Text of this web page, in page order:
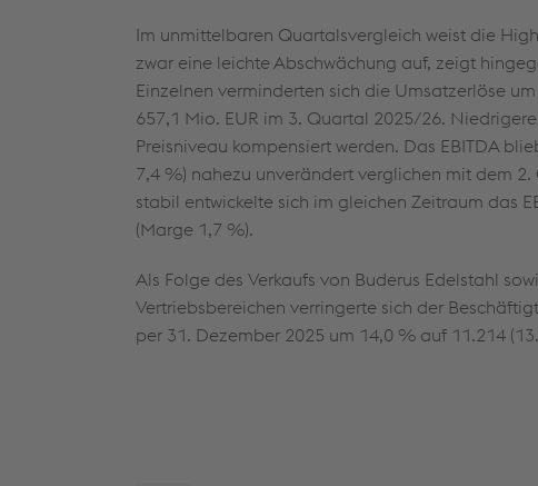
Im unmittelbaren Quartalsvergleich weist die
zwar eine leichte Abschwächung auf, zeigt
Einzelnen verminderten sich die Umsatzerlöse
657,1 Mio. EUR im 3. Quartal 2025/26.
Preisniveau kompensiert werden. Das EBITDA
7,4 %) nahezu unverändert verglichen mit dem
stabil entwickelte sich im gleichen Zeitraum das
(Marge 1,7 %).
Als Folge des Verkaufs von Buderus Edelstahl
Vertriebsbereichen verringerte sich der
per 31. Dezember 2025 um 14,0 % auf 11.214